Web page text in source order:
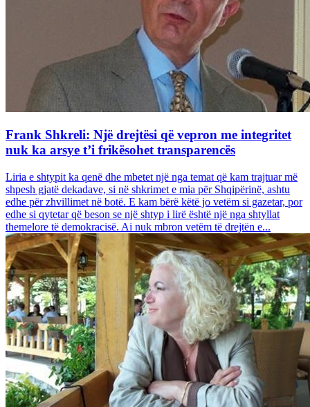
Frank Shkreli: Një drejtësi që vepron me integritet
nuk ka arsye t’i frikësohet transparencës
Liria e shtypit ka qenë dhe mbetet një nga temat që kam trajtuar më
shpesh gjatë dekadave, si në shkrimet e mia për Shqipërinë, ashtu
edhe për zhvillimet në botë. E kam bërë këtë jo vetëm si gazetar, por
edhe si qytetar që beson se një shtyp i lirë është një nga shtyllat
themelore të demokracisë. Ai nuk mbron vetëm të drejtën e...